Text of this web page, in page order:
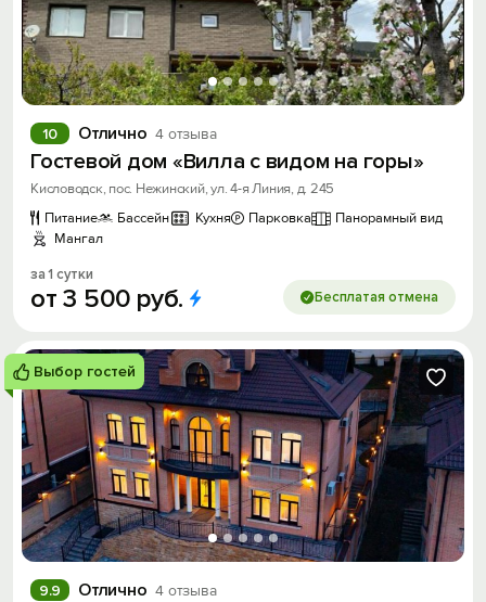
Отлично 4 отзыва
10
Гостевой дом «Вилла с видом на горы»
Кисловодск, пос. Нежинский, ул. 4-я Линия, д. 245
Питание
Бассейн Кухня Парковка
Панорамный вид
Мангал
за 1 сутки
от3 500 руб. Бесплатая отмена
Выбор гостей
Отлично 4 отзыва
9.9